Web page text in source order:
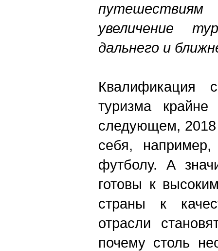
увеличение
дальнего и
Квалификация
туризма
следующем, 2018
себя,
футболу. А
готовы к
страны к
отрасли
почему столь